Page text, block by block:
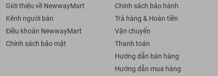
Giới thiệu về NewwayMart
Kênh người bán
Điều khoản NewwayMart
Chính sách bảo mật
Chính sách bảo hành
Trả hàng & Hoàn tiền
Vận chuyển
Thanh toán
Hướng dẫn bán hàng
Hướng dẫn mua hàng